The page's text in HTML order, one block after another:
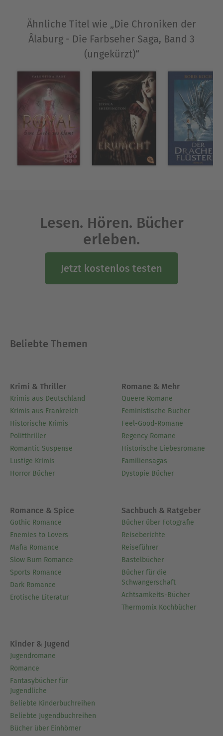
Ähnliche Titel wie „Die Chroniken der
Âlaburg - Die Farbseher Saga, Band 3
(ungekürzt)“
Lesen. Hören. Bücher
erleben.
Jetzt kostenlos testen
Beliebte Themen
Krimi & Thriller
Krimis aus Deutschland
Krimis aus Frankreich
Historische Krimis
Politthriller
Romantic Suspense
Lustige Krimis
Horror Bücher
Romane & Mehr
Queere Romane
Feministische Bücher
Feel-Good-Romane
Regency Romane
Historische Liebesromane
Familiensagas
Dystopie Bücher
Romance & Spice
Gothic Romance
Enemies to Lovers
Mafia Romance
Slow Burn Romance
Sports Romance
Dark Romance
Erotische Literatur
Sachbuch & Ratgeber
Bücher über Fotografie
Reiseberichte
Reiseführer
Bastelbücher
Bücher für die
Schwangerschaft
Achtsamkeits-Bücher
Thermomix Kochbücher
Kinder & Jugend
Jugendromane
Romance
Fantasybücher für
Jugendliche
Beliebte Kinderbuchreihen
Beliebte Jugendbuchreihen
Bücher über Einhörner